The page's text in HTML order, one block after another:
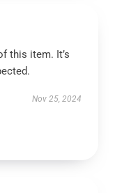
this item. It’s
Nov 25, 2024